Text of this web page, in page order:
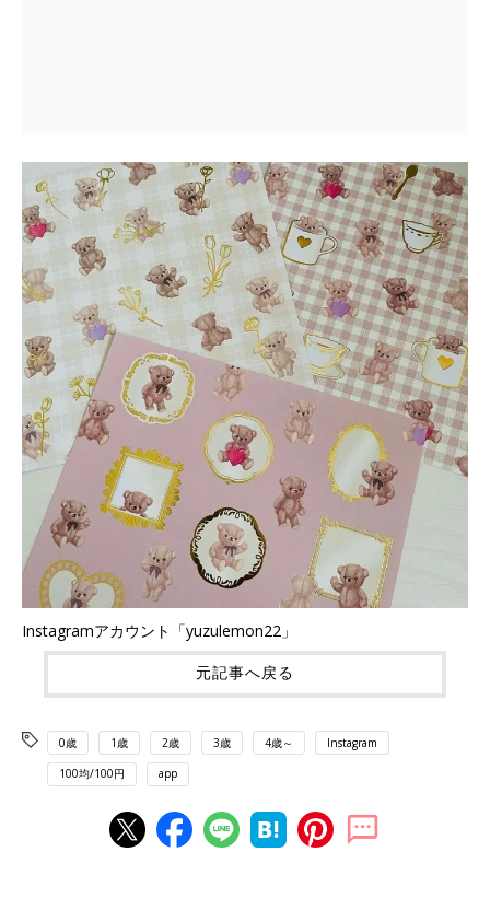
Instagramアカウント「yuzulemon22」
元記事へ戻る
0歳 1歳 2歳 3歳 4歳～ Instagram
100均/100円 app